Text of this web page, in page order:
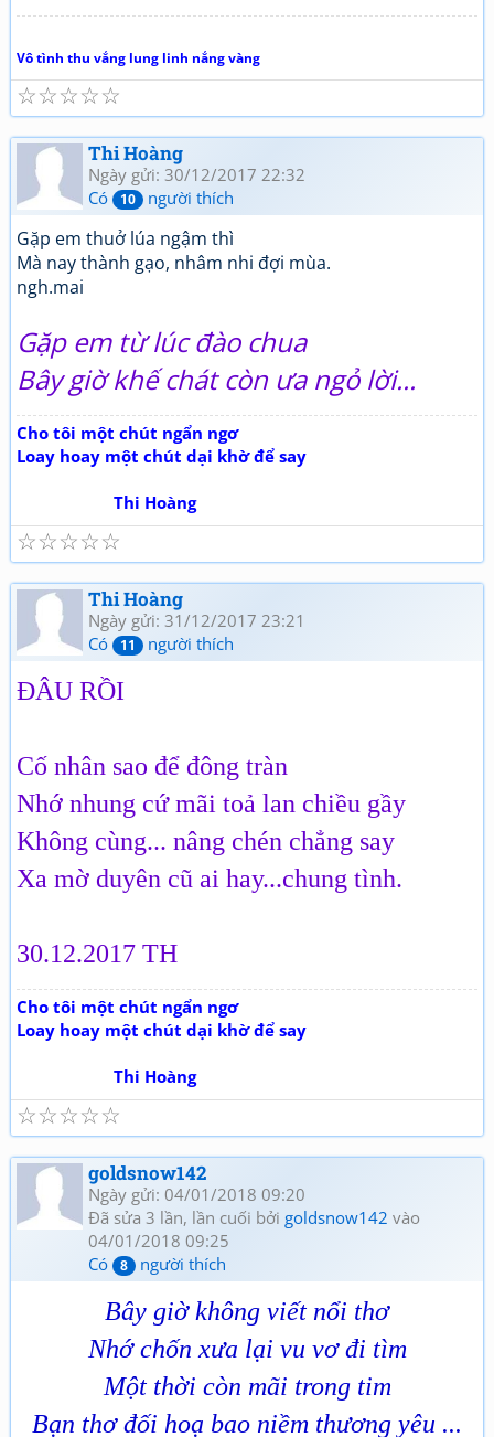
Vô tình thu vắng lung linh nắng vàng
☆
☆
☆
☆
☆
Thi Hoàng
Ngày gửi: 30/12/2017 22:32
Có
10 người thích
Gặp em thuở lúa ngậm thì
Mà nay thành gạo, nhâm nhi đợi mùa.
ngh.mai
Gặp em từ lúc đào chua
Bây giờ khế chát còn ưa ngỏ lời...
Cho tôi một chút ngẩn ngơ
Loay hoay một chút dại khờ để say
Thi Hoàng
☆
☆
☆
☆
☆
Thi Hoàng
Ngày gửi: 31/12/2017 23:21
Có
11 người thích
ĐÂU RỒI
Cố nhân sao để đông tràn
Nhớ nhung cứ mãi toả lan chiều gầy
Không cùng... nâng chén chẳng say
Xa mờ duyên cũ ai hay...chung tình.
30.12.2017 TH
Cho tôi một chút ngẩn ngơ
Loay hoay một chút dại khờ để say
Thi Hoàng
☆
☆
☆
☆
☆
goldsnow142
Ngày gửi: 04/01/2018 09:20
Đã sửa 3 lần, lần cuối bởi goldsnow142 vào
04/01/2018 09:25
Có
8 người thích
Bây giờ không viết nổi thơ
Nhớ chốn xưa lại vu vơ đi tìm
Một thời còn mãi trong tim
Bạn thơ đối hoạ bao niềm thương yêu ...